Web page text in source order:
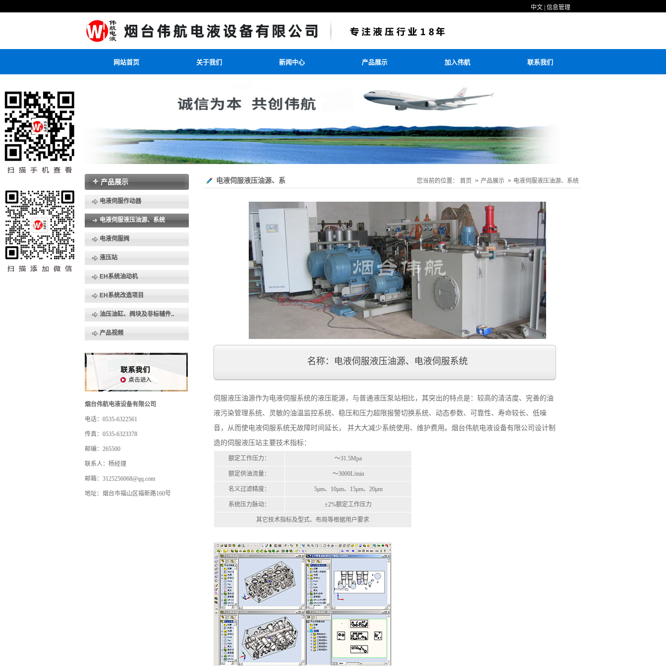
中文 |信息管理
网站首页 关于我们 新闻中心 产品展示 加入伟航 联系我们
产品展示
电液伺服作动器
电液伺服液压油源、系统
电液伺服阀
液压站
EH系统油动机
EH系统改造项目
油压油缸、阀块及非标辅件..
产品视频
烟台伟航电液设备有限公司
电话：0535-6322561
传真：0535-6323378
邮编：265500
联系人：杨经理
邮箱：3125256068@qq.com
地址：烟台市福山区福新路160号
电液伺服液压油源、系 您当前的位置： 首页 产品展示 电液伺服液压油源、系统
名称： 电液伺服液压油源、电液伺服系统
伺服液压油源作为电液伺服系统的液压能源，与普通液压泵站相比，其突出的特点是：较高的清洁度、完善的油
液污染管理系统、灵敏的油温监控系统、稳压和压力超限报警切换系统、动态参数、可靠性、寿命较长、低噪
音，从而使电液伺服系统无故障时间延长， 并大大减少系统使用、维护费用。烟台伟航电液设备有限公司设计制
造的伺服液压站主要技术指标：
额定工作压力： ～31.5Mpa
额定供油流量： ～3000L/min
名义过滤精度： 5μm、10μm、15μm、20μm
系统压力脉动： ±2%额定工作压力
其它技术指标及型式、布局等根据用户要求